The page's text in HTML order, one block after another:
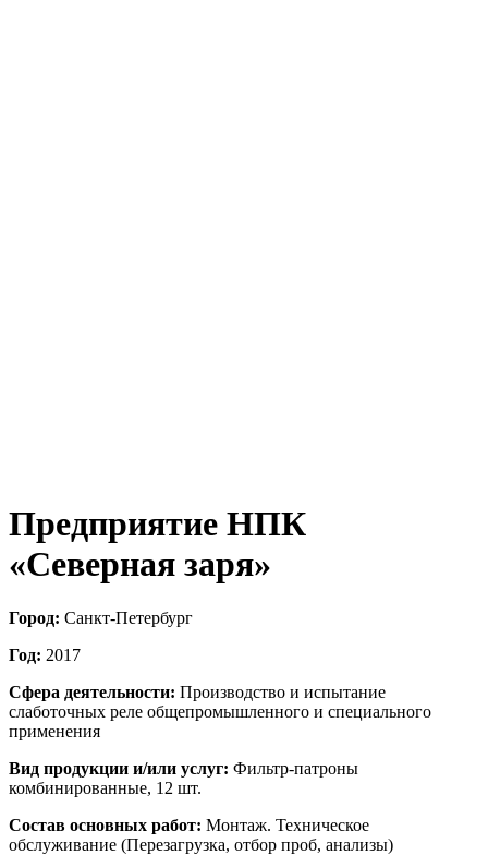
Предприятие НПК
«Северная заря»
Город: Санкт-Петербург
Год: 2017
Сфера деятельности: Производство и испытание
слаботочных реле общепромышленного и специального
применения
Вид продукции и/или услуг: Фильтр-патроны
комбинированные, 12 шт.
Состав основных работ: Монтаж. Техническое
обслуживание (Перезагрузка, отбор проб, анализы)